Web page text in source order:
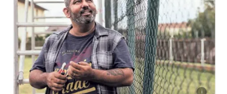
i